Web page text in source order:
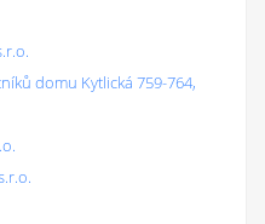
domu Kytlická 759-764,